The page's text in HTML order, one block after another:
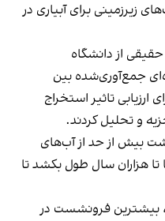
زیرزمینی برای آبیاری در
از دانشگاه
جمع‌آوری‌شده بین
میلادی را برای ارزیابی تاثیر استخراج
و تحلیل کردند.
بیش از حد از آب‌های
هزاران سال طول بکشد تا
بیشترین فرونشست در